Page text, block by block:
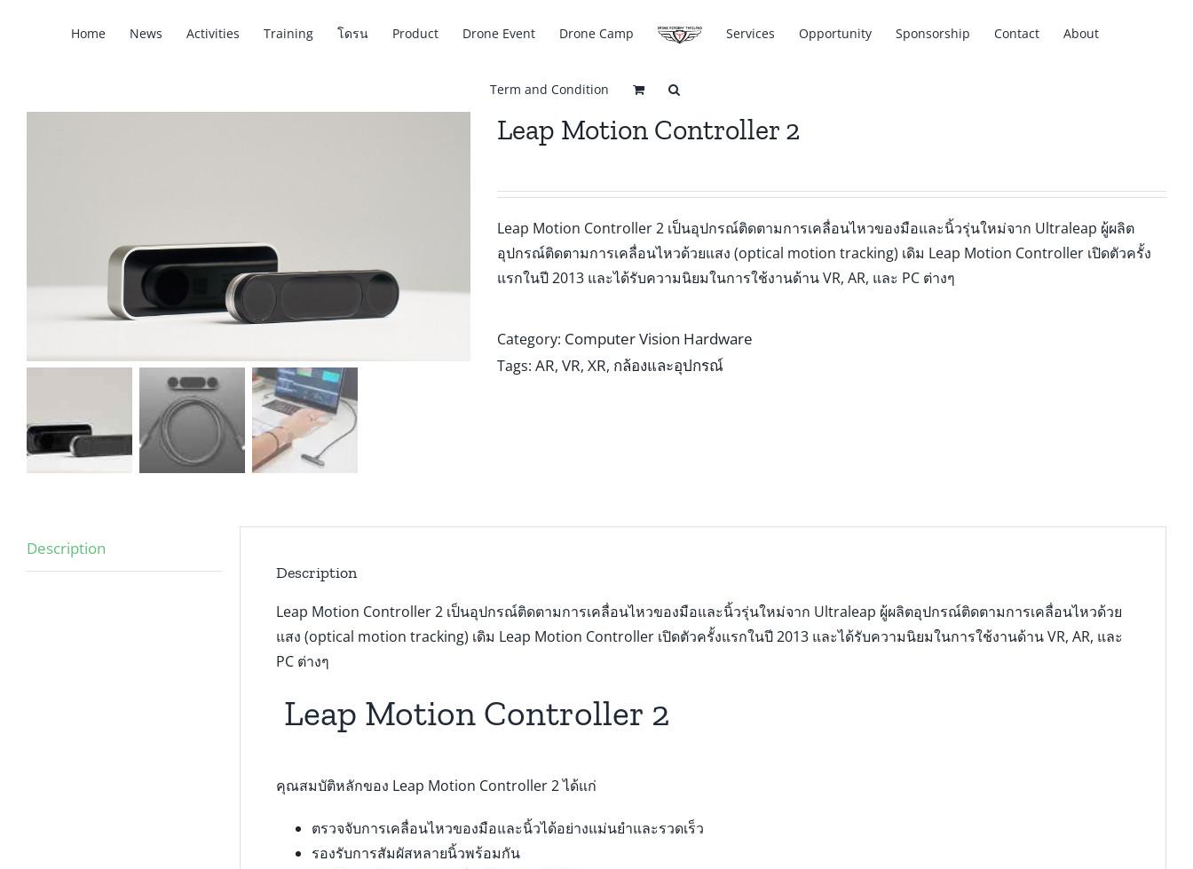
Home News Activities Training โดรน Product Drone Event Drone Camp Services Opportunity Sponsorship Contact About
Term and Condition
Leap Motion Controller 2
Leap Motion Controller 2 เป็นอุปกรณ์ติดตามการเคลื่อนไหวของมือและนิ้วรุ่นใหม่จาก Ultraleap ผู้ผลิต
อุปกรณ์ติดตามการเคลื่อนไหวด้วยแสง (optical motion tracking) เดิม Leap Motion Controller เปิดตัวครั้ง
แรกในปี 2013 และได้รับความนิยมในการใช้งานด้าน VR, AR, และ PC ต่างๆ
Category: Computer Vision Hardware
Tags: AR, VR, XR, กล้องและอุปกรณ์
Description
Description
Leap Motion Controller 2 เป็นอุปกรณ์ติดตามการเคลื่อนไหวของมือและนิ้วรุ่นใหม่จาก Ultraleap ผู้ผลิตอุปกรณ์ติดตามการเคลื่อนไหวด้วย
แสง (optical motion tracking) เดิม Leap Motion Controller เปิดตัวครั้งแรกในปี 2013 และได้รับความนิยมในการใช้งานด้าน VR, AR, และ
PC ต่างๆ
Leap Motion Controller 2
คุณสมบัติหลักของ Leap Motion Controller 2 ได้แก่
ตรวจจับการเคลื่อนไหวของมือและนิ้วได้อย่างแม่นยำและรวดเร็ว
รองรับการสัมผัสหลายนิ้วพร้อมกัน